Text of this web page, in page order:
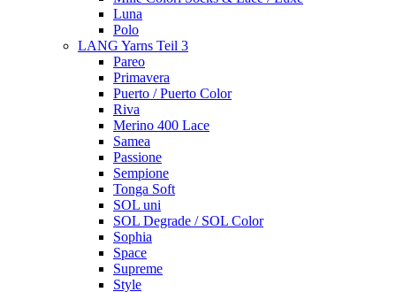
Luna
Polo
LANG Yarns Teil 3
Pareo
Primavera
Puerto / Puerto Color
Riva
Merino 400 Lace
Samea
Passione
Sempione
Tonga Soft
SOL uni
SOL Degrade / SOL Color
Sophia
Space
Supreme
Style